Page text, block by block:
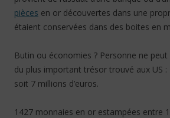
pièces en or découvertes dans une
étaient conservées dans des boites en
Butin ou économies ? Personne ne peut
du plus important trésor trouvé aux US
soit 7 millions d’euros.
1427 monnaies en or estampées entre